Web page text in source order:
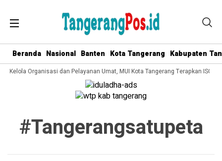
Beranda Nasional Banten Kota Tangerang Kabupaten
Kelola Organisasi dan Pelayanan Umat, MUI Kota Tangerang Terapkan ISO
#tangerangsatupeta